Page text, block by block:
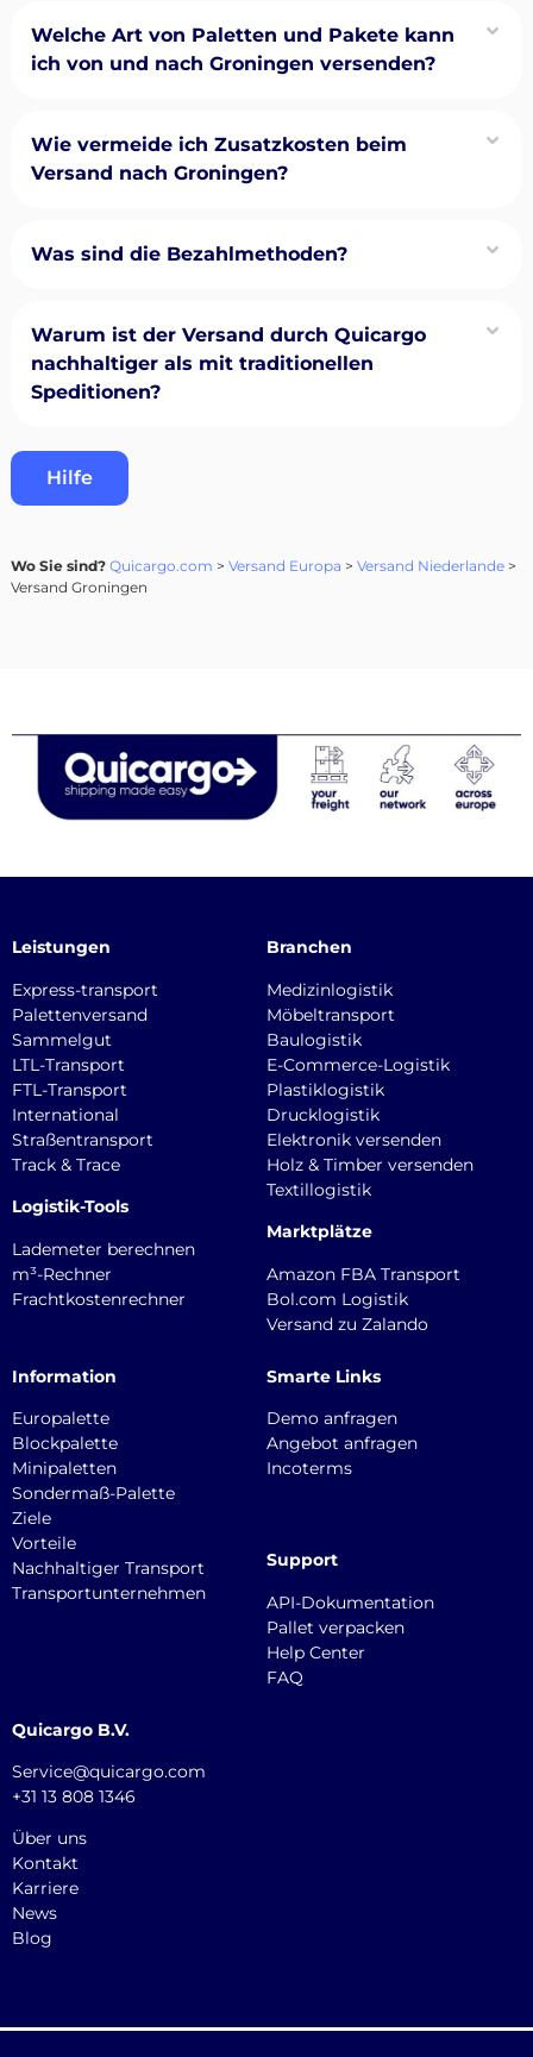
Welche Art von Paletten und Pakete kann
ich von und nach Groningen versenden?
Wie vermeide ich Zusatzkosten beim
Versand nach Groningen?
Was sind die Bezahlmethoden?
Warum ist der Versand durch Quicargo
nachhaltiger als mit traditionellen
Speditionen?
Hilfe
Wo Sie sind? Quicargo.com > Versand Europa > Versand Niederlande>
Versand Groningen
Leistungen
Express-transport
Palettenversand
Sammelgut
LTL-Transport
FTL-Transport
International
Straßentransport
Track & Trace
Logistik-Tools
Lademeter berechnen
m³-Rechner
Frachtkostenrechner
Branchen
Medizinlogistik
Möbeltransport
Baulogistik
E-Commerce-Logistik
Plastiklogistik
Drucklogistik
Elektronik versenden
Holz & Timber versenden
Textillogistik
Marktplätze
Amazon FBA Transport
Bol.com Logistik
Versand zu Zalando
Information
Europalette
Blockpalette
Minipaletten
Sondermaß-Palette
Ziele
Vorteile
Nachhaltiger Transport
Transportunternehmen
Smarte Links
Demo anfragen
Angebot anfragen
Incoterms
Support
API-Dokumentation
Pallet verpacken
Help Center
FAQ
Quicargo B.V.
Service@quicargo.com
+31 13 808 1346
Über uns
Kontakt
Karriere
News
Blog